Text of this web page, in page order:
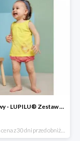
Hit cenowy - LUPILU® Zestaw dziecięcy z biobawełny (body + koszulka + spodenki), 1 komplet